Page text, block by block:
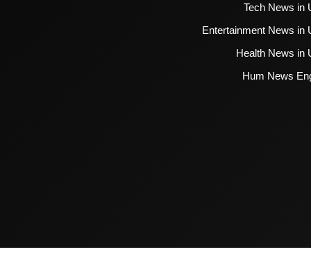
Tech News in
Entertainment News in
Health News in
Hum News